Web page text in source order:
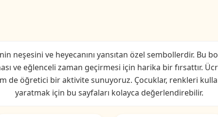
neşesini ve heyecanını yansıtan özel sembollerdir. Bu
ve eğlenceli zaman geçirmesi için harika bir fırsattır.
de öğretici bir aktivite sunuyoruz. Çocuklar, renkleri
yaratmak için bu sayfaları kolayca değerlendirebilir.